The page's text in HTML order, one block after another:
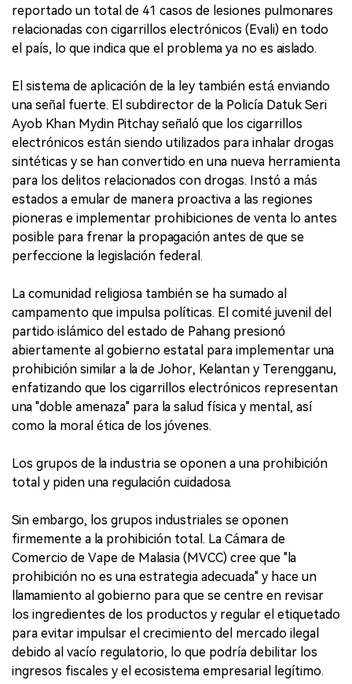
reportado un total de 41 casos de lesiones pulmonares
relacionadas con cigarrillos electrónicos (Evali) en todo
el país, lo que indica que el problema ya no es aislado.
El sistema de aplicación de la ley también está enviando
una señal fuerte. El subdirector de la Policía Datuk Seri
Ayob Khan Mydin Pitchay señaló que los cigarrillos
electrónicos están siendo utilizados para inhalar drogas
sintéticas y se han convertido en una nueva herramienta
para los delitos relacionados con drogas. Instó a más
estados a emular de manera proactiva a las regiones
pioneras e implementar prohibiciones de venta lo antes
posible para frenar la propagación antes de que se
perfeccione la legislación federal.
La comunidad religiosa también se ha sumado al
campamento que impulsa políticas. El comité juvenil del
partido islámico del estado de Pahang presionó
abiertamente al gobierno estatal para implementar una
prohibición similar a la de Johor, Kelantan y Terengganu,
enfatizando que los cigarrillos electrónicos representan
una "doble amenaza" para la salud física y mental, así
como la moral ética de los jóvenes.
Los grupos de la industria se oponen a una prohibición
total y piden una regulación cuidadosa.
Sin embargo, los grupos industriales se oponen
firmemente a la prohibición total. La Cámara de
Comercio de Vape de Malasia (MVCC) cree que "la
prohibición no es una estrategia adecuada" y hace un
llamamiento al gobierno para que se centre en revisar
los ingredientes de los productos y regular el etiquetado
para evitar impulsar el crecimiento del mercado ilegal
debido al vacío regulatorio, lo que podría debilitar los
ingresos fiscales y el ecosistema empresarial legítimo.